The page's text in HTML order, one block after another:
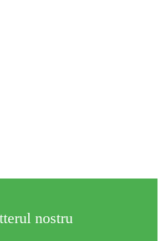
nostru